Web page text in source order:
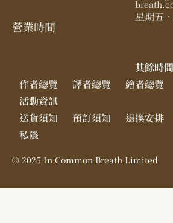
營業時間​
星期五
其餘時
作者總覽
譯者總覽 繪者總覽
活動資訊
送貨須知
預訂須知 退換安排
私隱
© 2025 In Common Breath Limited